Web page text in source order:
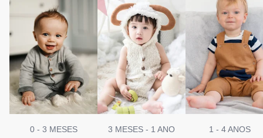
0 - 3 MESES 3 MESES - 1 ANO 1 - 4 ANOS